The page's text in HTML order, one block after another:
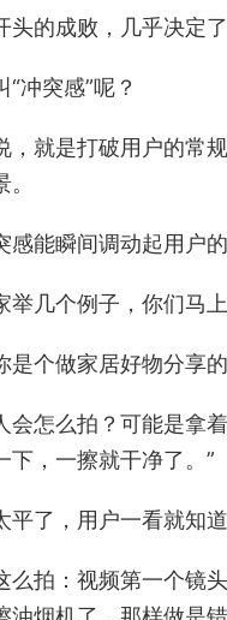
头的成败，几乎决定
“冲突感”呢？
，就是打破用户的常
感能瞬间调动起用户
举几个例子，你们马上
是个做家居好物分享
会怎么拍？可能是拿
下，一擦就干净了。”
平了，用户一看就知
么拍：视频第一个镜